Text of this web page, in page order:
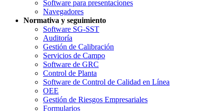
Software para presentaciones
Navegadores
Normativa y seguimiento
Software SG-SST
Auditoría
Gestión de Calibración
Servicios de Campo
Software de GRC
Control de Planta
Software de Control de Calidad en Línea
OEE
Gestión de Riesgos Empresariales
Formularios